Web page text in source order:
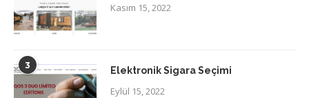
Kasım 15, 2022
3 Elektronik Sigara Seçimi
Eylül 15, 2022